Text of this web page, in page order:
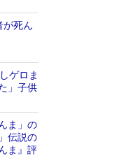
死ん
ゲロま
」子供
ま」の
伝説の
ま』評